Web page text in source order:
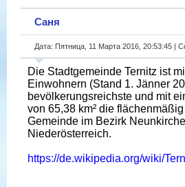
Саня
Дата: Пятница, 11 Марта 2016, 20:53:45 |
Die Stadtgemeinde Ternitz ist
Einwohnern (Stand 1. Jänner
bevölkerungsreichste und mit
von 65,38 km² die
Gemeinde im Bezirk
Niederösterreich.
https://de.wikipedia.org/wiki/